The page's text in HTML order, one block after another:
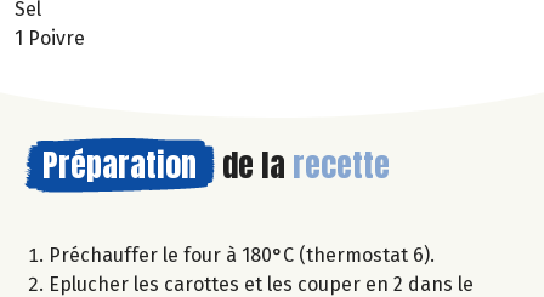
Sel
1 Poivre
Préparation de la recette
Préchauffer le four à 180°C (thermostat 6).
Eplucher les carottes et les couper en 2 dans le